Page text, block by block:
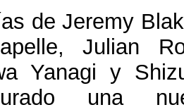
de Jeremy
Julian
Yanagi y
una